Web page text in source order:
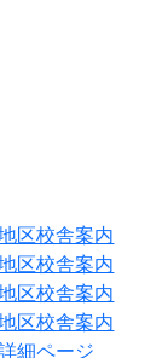
区校舎案内
区校舎案内
区校舎案内
区校舎案内
細ページ